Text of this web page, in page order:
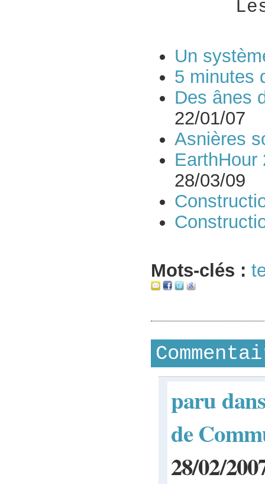
Un
5 minutes
Des ânes
22/01/07
Asnières
EarthHour
28/03/09
Mots-clés :
paru
de
28/02/